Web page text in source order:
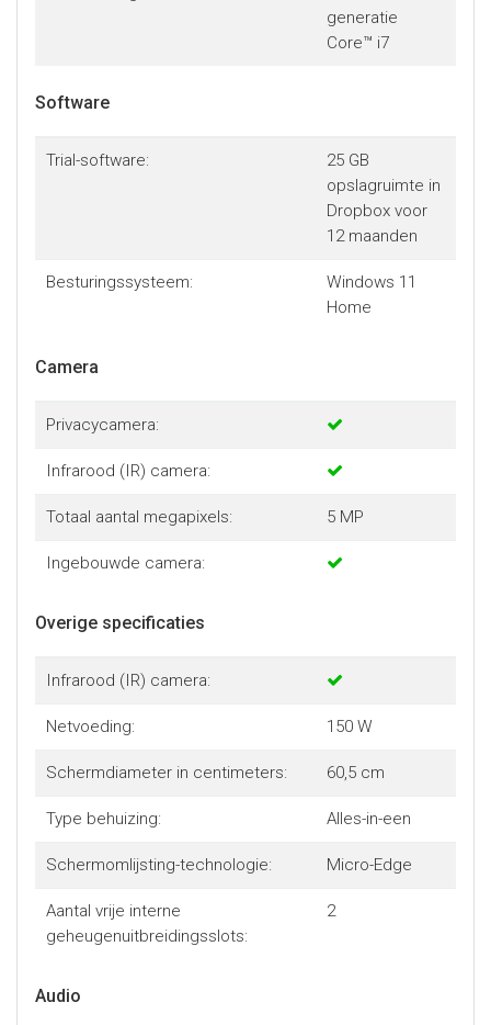
generatie
Core™ i7
Software
Trial-software:
25 GB
opslagruimte in
Dropbox voor
12 maanden
Besturingssysteem:
Windows 11
Home
Camera
Privacycamera:
Infrarood (IR) camera:
Totaal aantal megapixels: 5 MP
Ingebouwde camera:
Overige specificaties
Infrarood (IR) camera:
Netvoeding: 150 W
Schermdiameter in centimeters: 60,5 cm
Type behuizing: Alles-in-een
Schermomlijsting-technologie: Micro-Edge
Aantal vrije interne
geheugenuitbreidingsslots:
2
Audio